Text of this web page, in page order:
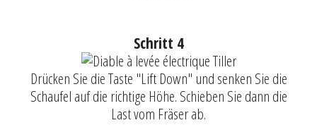
Schritt 4
Drücken Sie die Taste "Lift Down" und senken Sie die
Schaufel auf die richtige Höhe. Schieben Sie dann die
Last vom Fräser ab.